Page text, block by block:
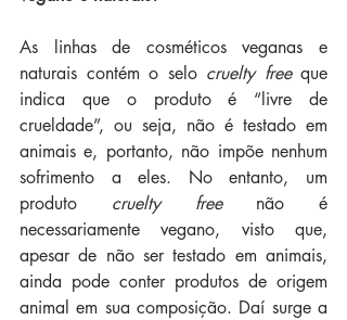
As linhas de cosméticos veganas e
naturais contém o selo cruelty free que
indica que o produto é “livre de
crueldade”, ou seja, não é testado em
animais e, portanto, não impõe nenhum
sofrimento a eles. No entanto, um
produto cruelty free não é
necessariamente vegano, visto que,
apesar de não ser testado em animais,
ainda pode conter produtos de origem
animal em sua composição. Daí surge a